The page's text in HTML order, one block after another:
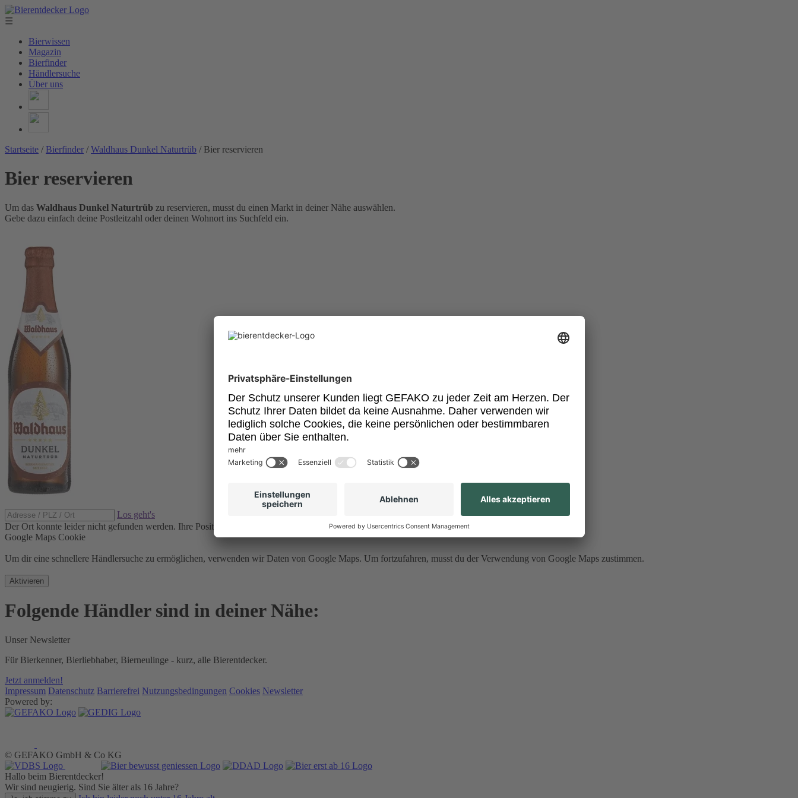
☰
Bierwissen
Magazin
Bierfinder
Händlersuche
Über uns
Startseite / Bierfinder / Waldhaus Dunkel Naturtrüb / Bier reservieren
Bier reservieren
Um das Waldhaus Dunkel Naturtrüb zu reservieren, musst du einen Markt in deiner Nähe auswählen.
Gebe dazu einfach deine Postleitzahl oder deinen Wohnort ins Suchfeld ein.
Los geht's
Der Ort konnte leider nicht gefunden werden. Ihre Position konnte nicht ermittelt werden.
Google Maps Cookie
Um dir eine schnellere Händlersuche zu ermöglichen, verwenden wir Daten von Google Maps. Um fortzufahren, musst du der Verwendung von Google Maps zustimmen.
Aktivieren
Folgende Händler sind in deiner Nähe:
Unser Newsletter
Für Bierkenner, Bierliebhaber, Bierneulinge - kurz, alle Bierentdecker.
Jetzt anmelden!
Impressum Datenschutz Barrierefrei Nutzungsbedingungen Cookies Newsletter
Powered by:
© GEFAKO GmbH & Co KG
Hallo beim Bierentdecker!
Wir sind neugierig. Sind Sie älter als 16 Jahre?